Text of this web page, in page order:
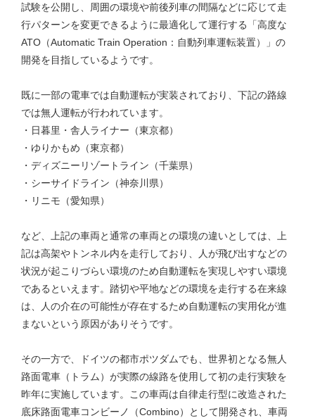
試験を公開し、周囲の環境や前後列車の間隔などに応じて走
行パターンを変更できるように最適化して運行する「高度な
ATO（Automatic Train Operation：自動列車運転装置）」の
開発を目指しているようです。
既に一部の電車では自動運転が実装されており、下記の路線
では無人運転が行われています。
・日暮里・舎人ライナー（東京都）
・ゆりかもめ（東京都）
・ディズニーリゾートライン（千葉県）
・シーサイドライン（神奈川県）
・リニモ（愛知県）
など、上記の車両と通常の車両との環境の違いとしては、上
記は高架やトンネル内を走行しており、人が飛び出すなどの
状況が起こりづらい環境のため自動運転を実現しやすい環境
であるといえます。踏切や平地などの環境を走行する在来線
は、人の介在の可能性が存在するため自動運転の実用化が進
まないという原因がありそうです。
その一方で、ドイツの都市ポツダムでも、世界初となる無人
路面電車（トラム）が実際の線路を使用して初の走行実験を
昨年に実施しています。この車両は自律走行型に改造された
底床路面電車コンビーノ（Combino）として開発され、車両